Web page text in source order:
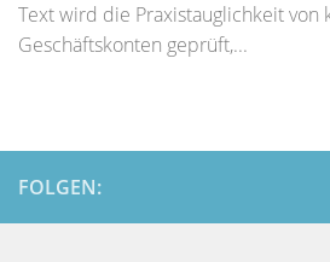
Text wird die Praxistauglichkeit von
Geschäftskonten geprüft,...
FOLGEN: